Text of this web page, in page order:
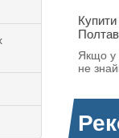
Купити
Якщо у
не